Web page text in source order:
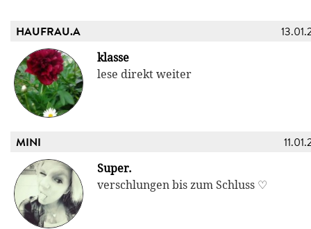
HAUFRAU.A
klasse
lese direkt weiter
MINI
Super.
verschlungen bis zum Schluss ♡